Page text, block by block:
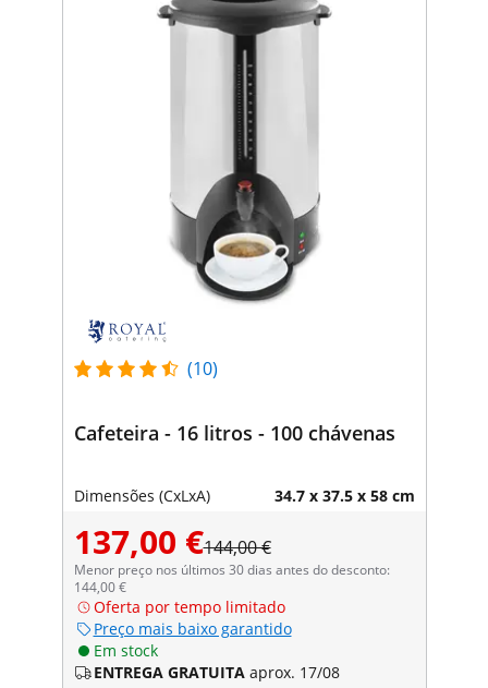
(10)
Cafeteira - 16 litros - 100 chávenas
Dimensões (CxLxA) 34.7 x 37.5 x 58 cm
137,00 €144,00 €
Menor preço nos últimos 30 dias antes do desconto:
144,00 €
Oferta por tempo limitado
Preço mais baixo garantido
Em stock
ENTREGA GRATUITA aprox. 17/08